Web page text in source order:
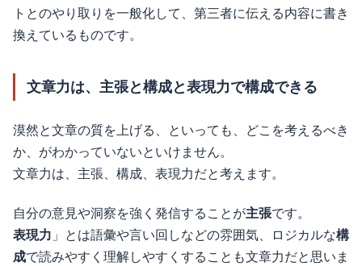
トとのやり取りを一般化して、第三者に伝える内容に書き
換えているものです。
文章力は、主張と構成と表現力で構成できる
漠然と文章の質を上げる、といっても、どこを考えるべき
か、がわかっていないといけません。
文章力は、主張、構成、表現力だと考えます。
自分の意見や洞察を強く発信することが主張です。
表現力 」とは語彙や言い回しなどの雰囲気、ロジカルな構
成で読みやすく理解しやすくすることも文章力だと思いま